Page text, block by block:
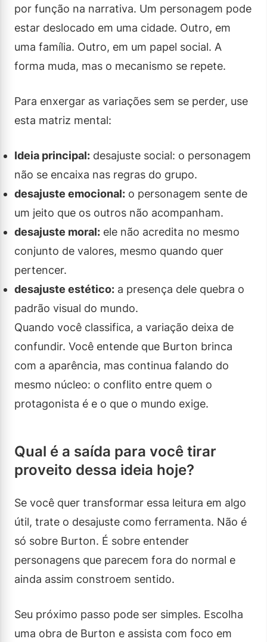
por função na narrativa. Um personagem pode
estar deslocado em uma cidade. Outro, em
uma família. Outro, em um papel social. A
forma muda, mas o mecanismo se repete.
Para enxergar as variações sem se perder, use
esta matriz mental:
Ideia principal: desajuste social: o personagem
não se encaixa nas regras do grupo.
desajuste emocional: o personagem sente de
um jeito que os outros não acompanham.
desajuste moral: ele não acredita no mesmo
conjunto de valores, mesmo quando quer
pertencer.
desajuste estético: a presença dele quebra o
padrão visual do mundo.
Quando você classifica, a variação deixa de
confundir. Você entende que Burton brinca
com a aparência, mas continua falando do
mesmo núcleo: o conflito entre quem o
protagonista é e o que o mundo exige.
Qual é a saída para você tirar
proveito dessa ideia hoje?
Se você quer transformar essa leitura em algo
útil, trate o desajuste como ferramenta. Não é
só sobre Burton. É sobre entender
personagens que parecem fora do normal e
ainda assim constroem sentido.
Seu próximo passo pode ser simples. Escolha
uma obra de Burton e assista com foco em